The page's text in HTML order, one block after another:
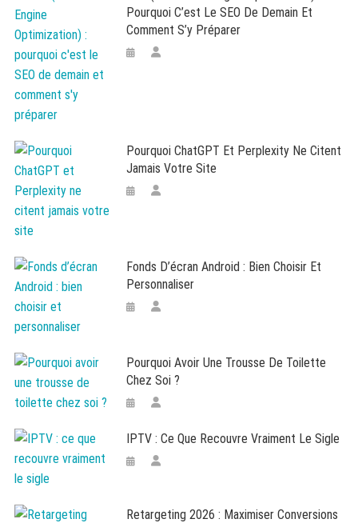
Pourquoi C’est Le SEO De Demain Et
Comment S’y Préparer
Pourquoi ChatGPT Et Perplexity Ne Citent
Jamais Votre Site
Fonds D’écran Android : Bien Choisir Et
Personnaliser
Pourquoi Avoir Une Trousse De Toilette
Chez Soi ?
IPTV : Ce Que Recouvre Vraiment Le Sigle
Retargeting 2026 : Maximiser Conversions